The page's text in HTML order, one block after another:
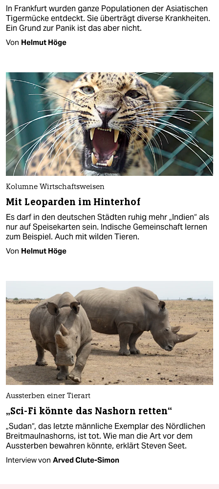
In Frankfurt wurden ganze Populationen der Asiatischen
Tigermücke entdeckt. Sie überträgt diverse Krankheiten.
Ein Grund zur Panik ist das aber nicht.
Von Helmut Höge
Kolumne Wirtschaftsweisen
Mit Leoparden im Hinterhof
Es darf in den deutschen Städten ruhig mehr „Indien“ als
nur auf Speisekarten sein. Indische Gemeinschaft lernen
zum Beispiel. Auch mit wilden Tieren.
Von Helmut Höge
Aussterben einer Tierart
„Sci-Fi könnte das Nashorn retten“
„Sudan“, das letzte männliche Exemplar des Nördlichen
Breitmaulnashorns, ist tot. Wie man die Art vor dem
Aussterben bewahren könnte, erklärt Steven Seet.
Interview von Arved Clute-Simon